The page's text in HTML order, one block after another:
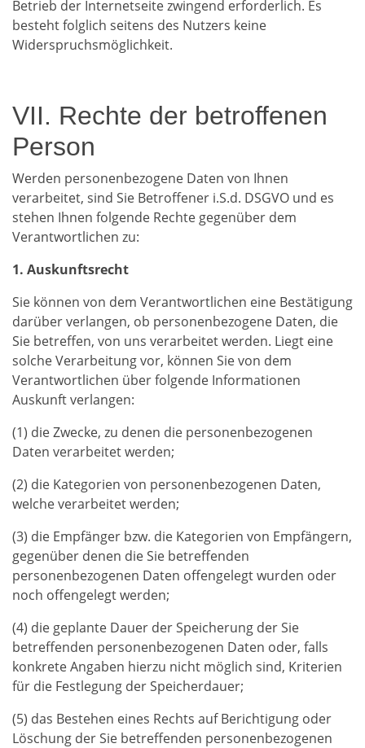
Betrieb der Internetseite zwingend erforderlich. Es
besteht folglich seitens des Nutzers keine
Widerspruchsmöglichkeit.
VII. Rechte der betroffenen
Person
Werden personenbezogene Daten von Ihnen
verarbeitet, sind Sie Betroffener i.S.d. DSGVO und es
stehen Ihnen folgende Rechte gegenüber dem
Verantwortlichen zu:
1. Auskunftsrecht
Sie können von dem Verantwortlichen eine Bestätigung
darüber verlangen, ob personenbezogene Daten, die
Sie betreffen, von uns verarbeitet werden. Liegt eine
solche Verarbeitung vor, können Sie von dem
Verantwortlichen über folgende Informationen
Auskunft verlangen:
(1) die Zwecke, zu denen die personenbezogenen
Daten verarbeitet werden;
(2) die Kategorien von personenbezogenen Daten,
welche verarbeitet werden;
(3) die Empfänger bzw. die Kategorien von Empfängern,
gegenüber denen die Sie betreffenden
personenbezogenen Daten offengelegt wurden oder
noch offengelegt werden;
(4) die geplante Dauer der Speicherung der Sie
betreffenden personenbezogenen Daten oder, falls
konkrete Angaben hierzu nicht möglich sind, Kriterien
für die Festlegung der Speicherdauer;
(5) das Bestehen eines Rechts auf Berichtigung oder
Löschung der Sie betreffenden personenbezogenen